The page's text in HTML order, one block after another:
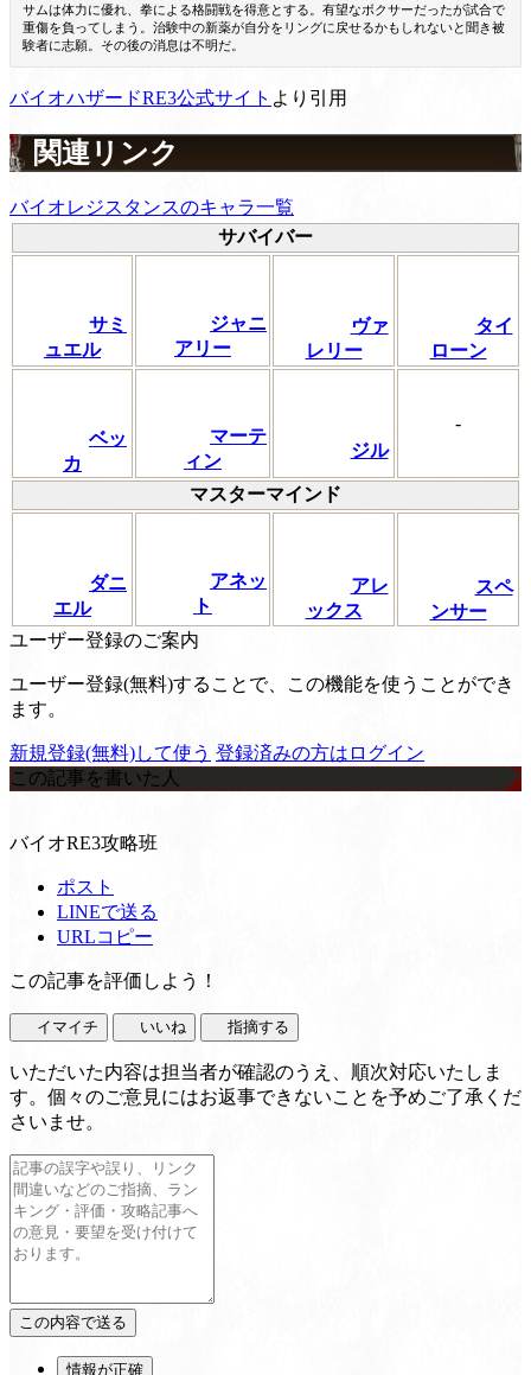
サムは体力に優れ、拳による格闘戦を得意とする。有望なボクサーだったが試合で
重傷を負ってしまう。治験中の新薬が自分をリングに戻せるかもしれないと聞き被
験者に志願。その後の消息は不明だ。
バイオハザードRE3公式サイト より引用
関連リンク
バイオレジスタンスのキャラ一覧
サバイバー
サミ
ュエル
ジャニ
アリー
ヴァ
レリー
タイ
ローン
ベッ
カ
マーテ
ィン
ジル
-
マスターマインド
ダニ
エル
アネッ
ト
アレ
ックス
スペ
ンサー
ユーザー登録のご案内
ユーザー登録(無料)することで、この機能を使うことができ
ます。
新規登録(無料)して使う 登録済みの方はログイン
この記事を書いた人
バイオRE3攻略班
ポスト
LINEで送る
URLコピー
この記事を評価しよう！
イマイチ いいね 指摘する
いただいた内容は担当者が確認のうえ、順次対応いたしま
す。個々のご意見にはお返事できないことを予めご了承くだ
さいませ。
情報が正確